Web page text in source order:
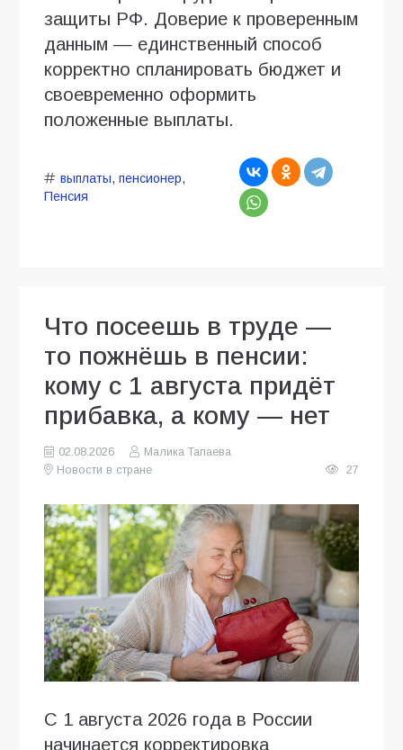
защиты РФ. Доверие к проверенным
данным — единственный способ
корректно спланировать бюджет и
своевременно оформить
положенные выплаты.
выплаты, пенсионер,
Пенсия
Что посеешь в труде —
то пожнёшь в пенсии:
кому с 1 августа придёт
прибавка, а кому — нет
02.08.2026
Малика Тапаева
Новости в стране
27
С 1 августа 2026 года в России
начинается корректировка